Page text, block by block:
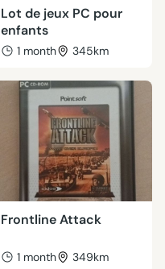
Lot de jeux PC pour
enfants
1 month 345km
Frontline Attack
1 month 349km